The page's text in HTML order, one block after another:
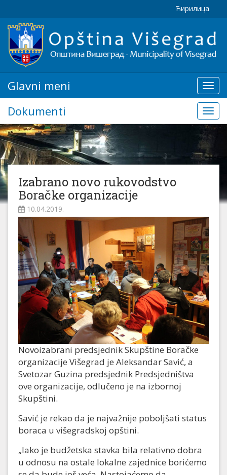
Ћирилица
Glavni
meni
Glavni meni
Dokumenti
Izabrano novo rukovodstvo
Boračke organizacije
10.04.2019.
Novoizabrani predsjednik Skupštine Boračke
organizacije Višegrad je Aleksandar Savić, a
Svetozar Guzina predsjednik Predsjedništva
ove organizacije, odlučeno je na izbornoj
Skupštini.
Savić je rekao da je najvažnije poboljšati status
boraca u višegradskoj opštini.
„Iako je budžetska stavka bila relativno dobra
u odnosu na ostale lokalne zajednice borićemo